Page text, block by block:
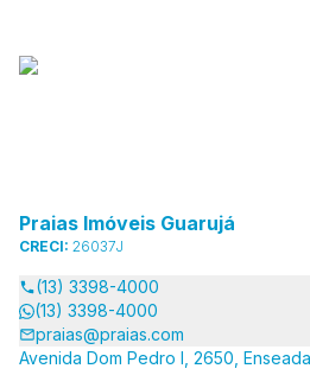
Praias Imóveis Guarujá
CRECI: 26037J
(13) 3398-4000
(13) 3398-4000
praias@praias.com
Avenida Dom Pedro I, 2650,